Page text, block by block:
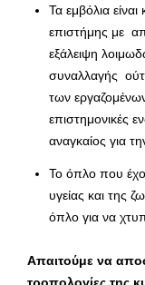
Τα εμβόλια
επιστήμης με
εξάλειψη
συναλλαγής
των
επιστημονικές
αναγκαίος για
Το όπλο που
υγείας και της
όπλο για να
Απαιτούμε να